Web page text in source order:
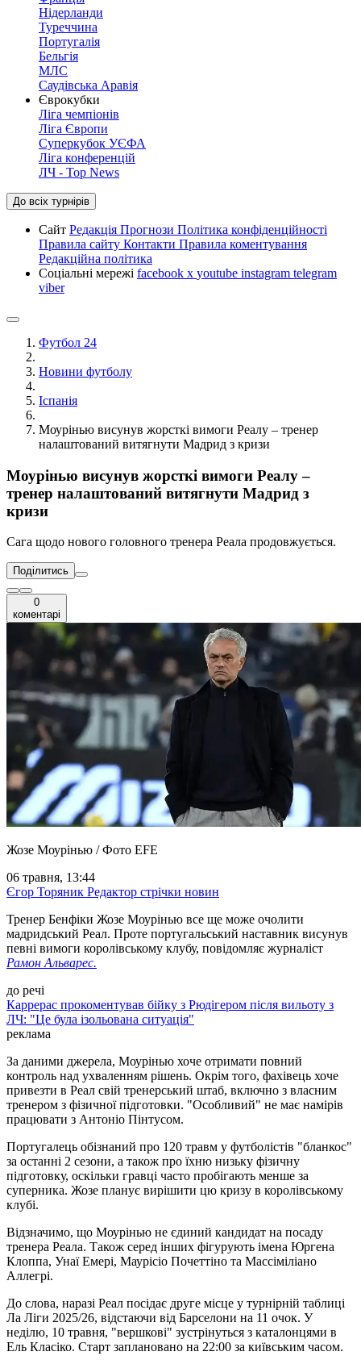
Нідерланди
Туреччина
Португалія
Бельгія
МЛС
Саудівська Аравія
Єврокубки
Ліга чемпіонів
Ліга Європи
Суперкубок УЄФА
Ліга конференцій
ЛЧ - Top News
До всіх турнірів
Сайт Редакція Прогнози Політика конфіденційності
Правила сайту Контакти Правила коментування
Редакційна політика
Соціальні мережі facebook x youtube instagram telegram
viber
Футбол 24
Новини футболу
Іспанія
Моурінью висунув жорсткі вимоги Реалу – тренер
налаштований витягнути Мадрид з кризи
Моурінью висунув жорсткі вимоги Реалу –
тренер налаштований витягнути Мадрид з
кризи
Сага щодо нового головного тренера Реала продовжується.
Поділитись
0
коментарі
Жозе Моурінью / Фото EFE
06 травня, 13:44
Єгор Торяник Редактор стрічки новин
Тренер Бенфіки Жозе Моурінью все ще може очолити
мадридський Реал. Проте португальський наставник висунув
певні вимоги королівському клубу, повідомляє журналіст
Рамон Альварес.
до речі
Каррерас прокоментував бійку з Рюдігером після вильоту з
ЛЧ: "Це була ізольована ситуація"
реклама
За даними джерела, Моурінью хоче отримати повний
контроль над ухваленням рішень. Окрім того, фахівець хоче
привезти в Реал свій тренерський штаб, включно з власним
тренером з фізичної підготовки. "Особливий" не має намірів
працювати з Антоніо Пінтусом.
Португалець обізнаний про 120 травм у футболістів "бланкос"
за останні 2 сезони, а також про їхню низьку фізичну
підготовку, оскільки гравці часто пробігають менше за
суперника. Жозе планує вирішити цю кризу в королівському
клубі.
Відзначимо, що Моурінью не єдиний кандидат на посаду
тренера Реала. Також серед інших фігурують імена Юргена
Клоппа, Унаї Емері, Маурісіо Почеттіно та Массіміліано
Аллегрі.
До слова, наразі Реал посідає друге місце у турнірній таблиці
Ла Ліги 2025/26, відстаючи від Барселони на 11 очок. У
неділю, 10 травня, "вершкові" зустрінуться з каталонцями в
Ель Класіко. Старт заплановано на 22:00 за київським часом.